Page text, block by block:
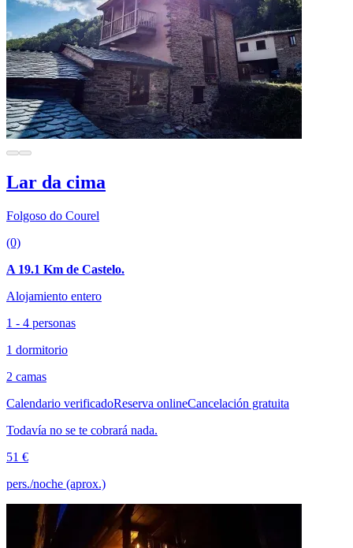
Lar da cima
Folgoso do Courel
(0)
A 19.1 Km de Castelo.
Alojamiento entero
1 - 4 personas
1 dormitorio
2 camas
Calendario verificadoReserva onlineCancelación gratuita
Todavía no se te cobrará nada.
51 €
pers./noche (aprox.)